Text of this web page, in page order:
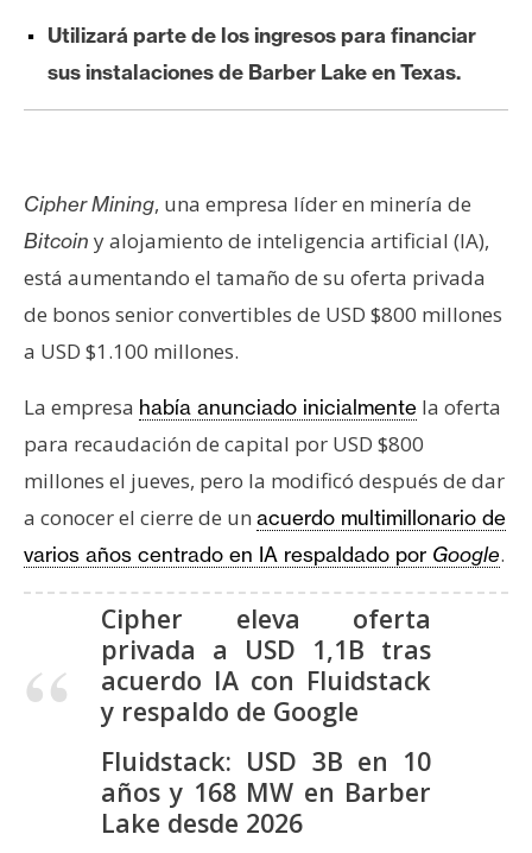
I
A
n
l
i
s
i
N
o
t
a
s
Utilizará parte de los ingresos para financiar
sus instalaciones de Barber Lake en Texas.
Cipher Mining, una empresa líder en minería de
Bitcoin y alojamiento de inteligencia artificial (IA),
está aumentando el tamaño de su oferta privada
de bonos senior convertibles de USD $800 millones
a USD $1.100 millones.
La empresa había anunciado inicialmente la oferta
para recaudación de capital por USD $800
millones el jueves, pero la modificó después de dar
a conocer el cierre de un acuerdo multimillonario de
varios años centrado en IA respaldado por Google.
Cipher eleva oferta
privada a USD 1,1B tras
acuerdo IA con Fluidstack
y respaldo de Google
Fluidstack: USD 3B en 10
años y 168 MW en Barber
Lake desde 2026